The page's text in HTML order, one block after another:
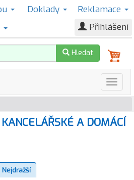
Doklady
Reklamace
Přihlášení
Hledat
A DOMÁCÍ
Nejdražší